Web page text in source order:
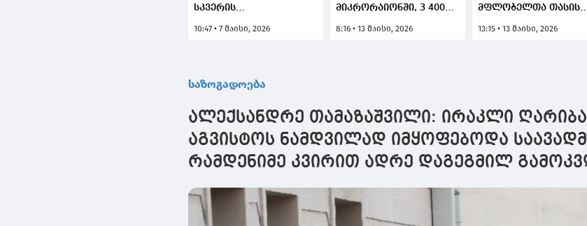
სკვერის
სამუშაოებს გაეცნო
10:47 • 7 მაისი, 2026
მიკრორაიონში, 3 400
სკვერის რეაბილიტაცია
8:16 • 13 მაისი, 2026
მფლობელთა თასის
იუბილესთან
13:15 • 13 მაისი, 2026
საზოგადოება
ალექსანდრე თამაზაშვილი: ირაკლი
აგვისტოს ნამდვილად იმყოფებოდა
რამდენიმე კვირით ადრე დაგეგმილ